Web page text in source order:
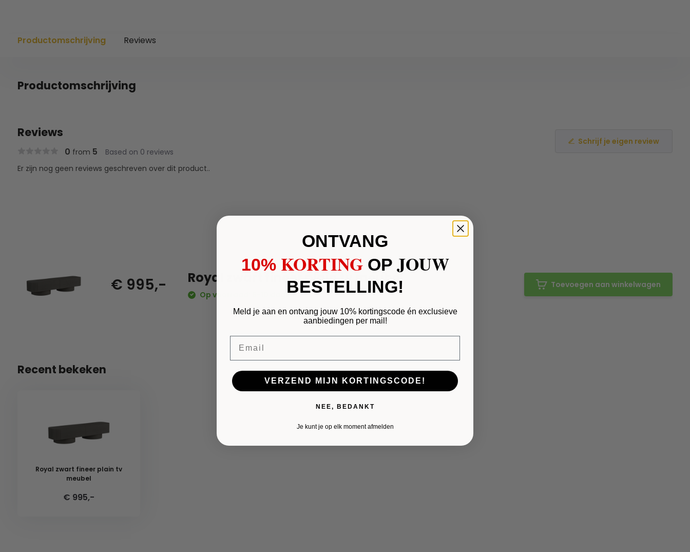
Productomschrijving Reviews
Productomschrijving
Reviews
0 from 5 Based on 0 reviews
Schrijf je eigen review
Er zijn nog geen reviews geschreven over dit product..
€ 995,- Royal zwart fineer plain tv meubel
Op voorraad: 5-10 dagen
Toevoegen aan winkelwagen
Recent bekeken
Royal zwart fineer plain tv
meubel
€ 995,-
ONTVANG
10%​ KORTING OP JOUW
BESTELLING!
Meld je aan en ontvang jouw 10% kortingscode én exclusieve
aanbiedingen per mail!
VERZEND MIJN KORTINGSCODE!
NEE, BEDANKT
Je kunt je op elk moment afmelden